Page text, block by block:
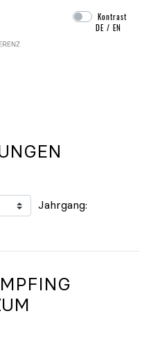
Navigation überspringen
Kontrast
DE /EN
Jahrgang: